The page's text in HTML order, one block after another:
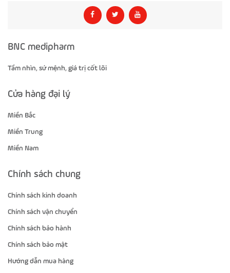
BNC medipharm
Tầm nhìn, sứ mệnh, giá trị cốt lõi
Cửa hàng đại lý
Miền Bắc
Miền Trung
Miền Nam
Chính sách chung
Chính sách kinh doanh
Chính sách vận chuyển
Chính sách bảo hành
Chính sách bảo mật
Hướng dẫn mua hàng